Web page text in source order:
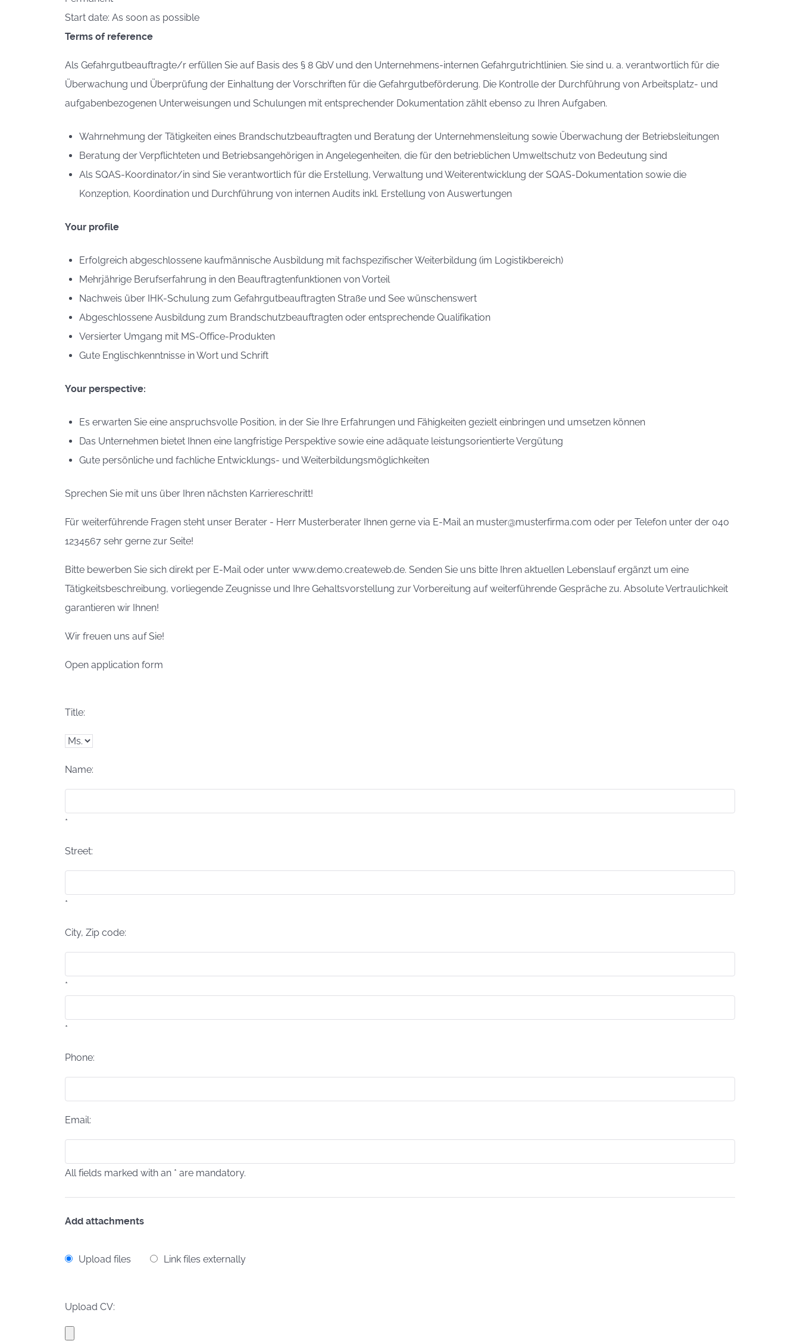
Start date: As soon as possible
Terms of reference
Als Gefahrgutbeauftragte/r erfüllen Sie auf Basis des § 8 GbV und den Unternehmens-internen Gefahrgutrichtlinien. Sie sind u. a. verantwortlich für die
Überwachung und Überprüfung der Einhaltung der Vorschriften für die Gefahrgutbeförderung. Die Kontrolle der Durchführung von Arbeitsplatz- und
aufgabenbezogenen Unterweisungen und Schulungen mit entsprechender Dokumentation zählt ebenso zu Ihren Aufgaben.
Wahrnehmung der Tätigkeiten eines Brandschutzbeauftragten und Beratung der Unternehmensleitung sowie Überwachung der Betriebsleitungen
Beratung der Verpflichteten und Betriebsangehörigen in Angelegenheiten, die für den betrieblichen Umweltschutz von Bedeutung sind
Als SQAS-Koordinator/in sind Sie verantwortlich für die Erstellung, Verwaltung und Weiterentwicklung der SQAS-Dokumentation sowie die
Konzeption, Koordination und Durchführung von internen Audits inkl. Erstellung von Auswertungen
Your profile
Erfolgreich abgeschlossene kaufmännische Ausbildung mit fachspezifischer Weiterbildung (im Logistikbereich)
Mehrjährige Berufserfahrung in den Beauftragtenfunktionen von Vorteil
Nachweis über IHK-Schulung zum Gefahrgutbeauftragten Straße und See wünschenswert
Abgeschlossene Ausbildung zum Brandschutzbeauftragten oder entsprechende Qualifikation
Versierter Umgang mit MS-Office-Produkten
Gute Englischkenntnisse in Wort und Schrift
Your perspective:
Es erwarten Sie eine anspruchsvolle Position, in der Sie Ihre Erfahrungen und Fähigkeiten gezielt einbringen und umsetzen können
Das Unternehmen bietet Ihnen eine langfristige Perspektive sowie eine adäquate leistungsorientierte Vergütung
Gute persönliche und fachliche Entwicklungs- und Weiterbildungsmöglichkeiten
Sprechen Sie mit uns über Ihren nächsten Karriereschritt!
Für weiterführende Fragen steht unser Berater - Herr Musterberater Ihnen gerne via E-Mail an muster@musterfirma.com oder per Telefon unter der 040
1234567 sehr gerne zur Seite!
Bitte bewerben Sie sich direkt per E-Mail oder unter www.demo.createweb.de. Senden Sie uns bitte Ihren aktuellen Lebenslauf ergänzt um eine
Tätigkeitsbeschreibung, vorliegende Zeugnisse und Ihre Gehaltsvorstellung zur Vorbereitung auf weiterführende Gespräche zu. Absolute Vertraulichkeit
garantieren wir Ihnen!
Wir freuen uns auf Sie!
Open application form
Title:
Name:
*
Street:
*
City, Zip code:
*
*
Phone:
Email:
All fields marked with an * are mandatory.
Add attachments
Upload files Link files externally
Upload CV: